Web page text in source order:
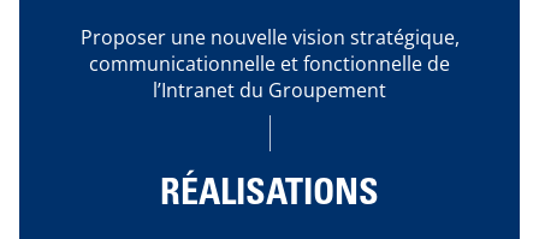
Proposer une nouvelle vision stratégique,
communicationnelle et fonctionnelle de
l’Intranet du Groupement
RÉALISATIONS